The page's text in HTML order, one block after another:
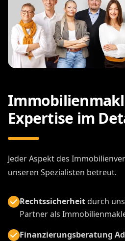
Expertise im
Jeder Aspekt des
unseren Spezialisten betreut.
Rechtssicherheitdurch
Partner als
Finanzierungsberatung